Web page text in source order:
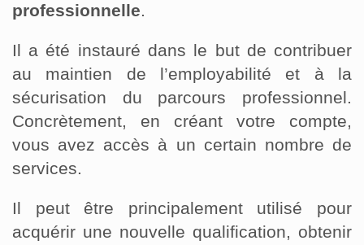
professionnelle.
Il a été instauré dans le but de contribuer
au maintien de l’employabilité et à la
sécurisation du parcours professionnel.
Concrètement, en créant votre compte,
vous avez accès à un certain nombre de
services.
Il peut être principalement utilisé pour
acquérir une nouvelle qualification, obtenir